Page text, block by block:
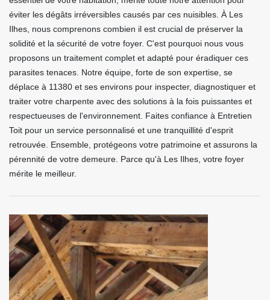
éviter les dégâts irréversibles causés par ces nuisibles. À Les
Ilhes, nous comprenons combien il est crucial de préserver la
solidité et la sécurité de votre foyer. C'est pourquoi nous vous
proposons un traitement complet et adapté pour éradiquer ces
parasites tenaces. Notre équipe, forte de son expertise, se
déplace à 11380 et ses environs pour inspecter, diagnostiquer et
traiter votre charpente avec des solutions à la fois puissantes et
respectueuses de l'environnement. Faites confiance à Entretien
Toit pour un service personnalisé et une tranquillité d'esprit
retrouvée. Ensemble, protégeons votre patrimoine et assurons la
pérennité de votre demeure. Parce qu'à Les Ilhes, votre foyer
mérite le meilleur.